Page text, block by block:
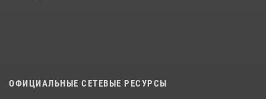
ОФИЦИАЛЬНЫЕ СЕТЕВЫЕ РЕСУРСЫ